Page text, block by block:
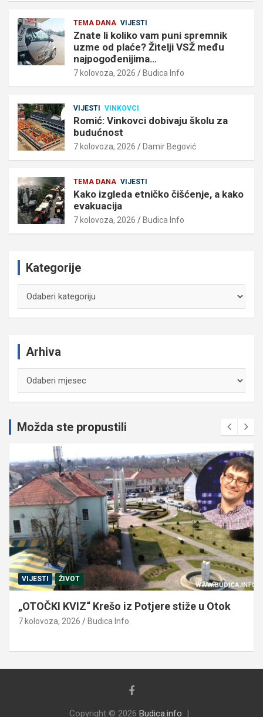
TEMA DANA VIJESTI
Znate li koliko vam puni spremnik
uzme od plaće? Žitelji VSŽ među
najpogođenijima…
7 kolovoza, 2026 Budica Info
VIJESTI VINKOVCI
Romić: Vinkovci dobivaju školu za
budućnost
7 kolovoza, 2026 Damir Begović
TEMA DANA VIJESTI
Kako izgleda etničko čišćenje, a kako
evakuacija
7 kolovoza, 2026 Budica Info
Kategorije
Arhiva
Možda ste propustili
VIJESTI ŽIVOT
„OTOČKI KVIZ“ Krešo iz Potjere stiže u Otok
7 kolovoza, 2026 Budica Info
Copyright © 2026 Budica.info